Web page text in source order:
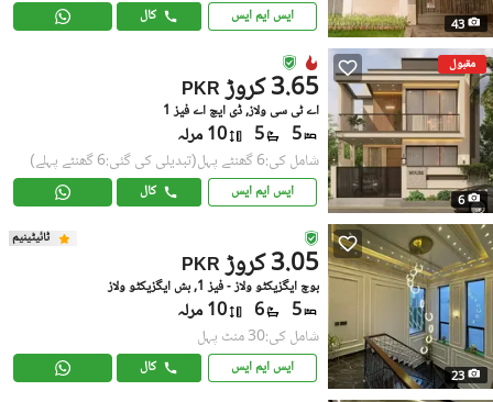
43 ایس ایم ایس کال
مقبول
6
PKR 3.65 کروڑ
اے ٹی سی ولاز, ڈی ایچ اے فیز 1
5
5 10 مرلہ
شامل کی:6 گھنٹے پہل (تبدیلی کی گئی:6 گھنٹے پہلے)
ایس ایم ایس کال
23
ٹائیٹینیم
PKR 3.05 کروڑ
بوچ ایگزیکٹو ولاز - فیز 1, بش ایگزیکٹو ولاز
5
6 10 مرلہ
شامل کی:30 منٹ پہل
ایس ایم ایس کال